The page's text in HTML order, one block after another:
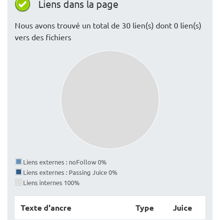
Liens dans la page
Nous avons trouvé un total de 30 lien(s) dont 0 lien(s)
vers des fichiers
Liens externes : noFollow 0%
Liens externes : Passing Juice 0%
Liens internes 100%
Texte d'ancre Type Juice